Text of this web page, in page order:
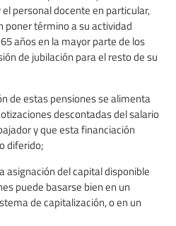
personal docente en particular,
poner término a su actividad
años en la mayor parte de los
de jubilación para el resto de su
de estas pensiones se alimenta
descontadas del salario
y que esta financiación
diferido;
asignación del capital disponible
puede basarse bien en un
de capitalización, o en un